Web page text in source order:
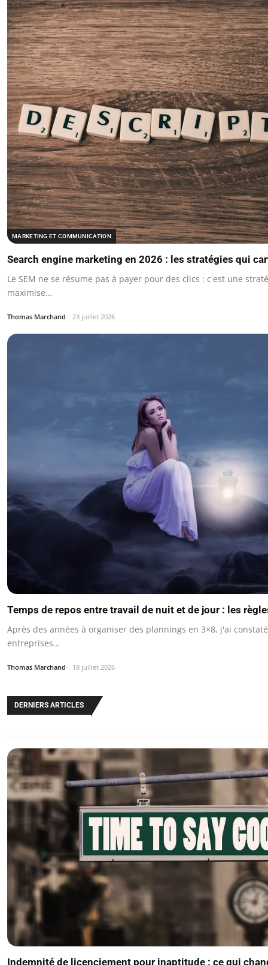
MARKETING ET COMMUNICATION
Search engine marketing en 2026 : les stratégies qui
Le SEM ne se résume pas à payer pour des clics : c'est une
maximise…
Thomas Marchand 23 juillet 2026
Temps de repos entre travail de nuit et de jour : les
Après des années à organiser des plannings en 3×8, j'ai
entreprises…
Thomas Marchand 18 juillet 2026
DERNIERS ARTICLES
Indemnité de licenciement pour inaptitude : ce qui